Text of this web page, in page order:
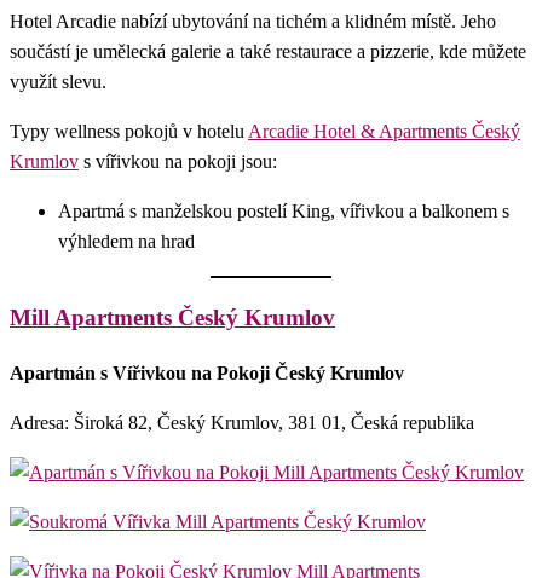
Hotel Arcadie nabízí ubytování na tichém a klidném místě. Jeho
součástí je umělecká galerie a také restaurace a pizzerie, kde můžete
využít slevu.
Typy wellness pokojů v hotelu Arcadie Hotel & Apartments Český
Krumlov s vířivkou na pokoji jsou:
Apartmá s manželskou postelí King, vířivkou a balkonem s
výhledem na hrad
Mill Apartments Český Krumlov
Apartmán s Vířivkou na Pokoji Český Krumlov
Adresa: Široká 82, Český Krumlov, 381 01, Česká republika